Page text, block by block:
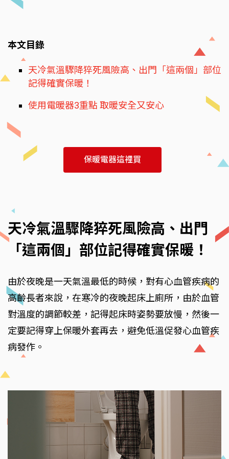
本文目錄
天冷氣溫驟降猝死風險高、出門「這兩個」部位
記得確實保暖！
使用電暖器3重點 取暖安全又安心
保暖電器這裡買
天冷氣溫驟降猝死風險高、出門
「這兩個」部位記得確實保暖！
由於夜晚是一天氣溫最低的時候，對有心血管疾病的
高齡長者來說，在寒冷的夜晚起床上廁所，由於血管
對溫度的調節較差，記得起床時姿勢要放慢，然後一
定要記得穿上保暖外套再去，避免低溫促發心血管疾
病發作。